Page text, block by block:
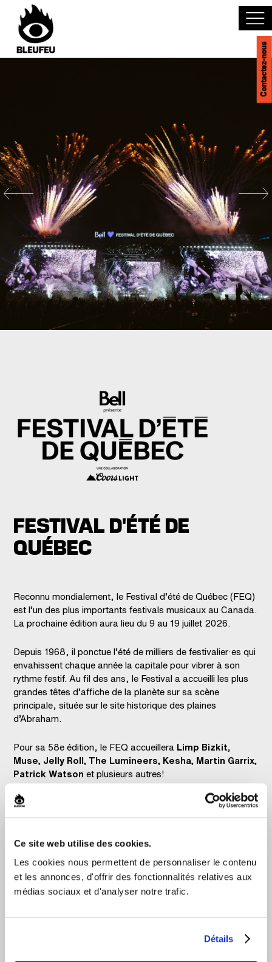
Ce site web utilise des cookies.
Les cookies nous permettent de personnaliser le contenu
et les annonces, d'offrir des fonctionnalités relatives aux
médias sociaux et d'analyser notre trafic.
Détails
Devenir partenaire
Événements
Salles
English
Contactez-nous
FESTIVAL D'ÉTÉ DE
QUÉBEC
Reconnu mondialement, le Festival d’été de Québec (FEQ)
est l’un des plus importants festivals musicaux au Canada.
La prochaine édition aura lieu du 9 au 19 juillet 2026.
Depuis 1968, il ponctue l’été de milliers de festivalier·es qui
envahissent chaque année la capitale pour vibrer à son
rythme festif. Au fil des ans, le Festival a accueilli les plus
grandes têtes d’affiche de la planète sur sa scène
principale, située sur le site historique des plaines
d’Abraham.
Pour sa 58e édition, le FEQ accueillera Limp Bizkit,
Muse, Jelly Roll, The Lumineers, Kesha, Martin Garrix,
Patrick Watson et plusieurs autres!
Le FEQ c'est :
11 jours de musique
Plus de 50 éditions (58e édition en 2026)
6 scènes
Programmation très vaste allant des Rolling